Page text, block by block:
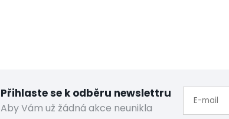
Přihlaste se k odběru newslettru
Aby Vám už žádná akce neunikla